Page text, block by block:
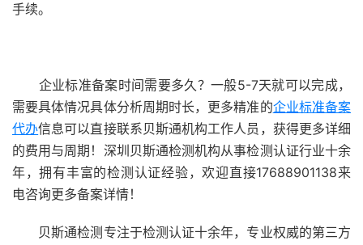
手续。
企业标准备案时间需要多久？一般5-7天就可以完成，
需要具体情况具体分析周期时长，更多精准的企业标准备案
代办信息可以直接联系贝斯通机构工作人员，获得更多详细
的费用与周期！深圳贝斯通检测机构从事检测认证行业十余
年，拥有丰富的检测认证经验，欢迎直接17688901138来
电咨询更多备案详情！
贝斯通检测专注于检测认证十余年，专业权威的第三方